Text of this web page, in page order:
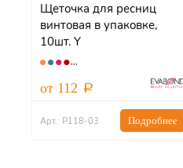
Щеточка для ресниц
винтовая в упаковке,
10шт. Y
от 112
Арт.: Р118-03 Подробнее